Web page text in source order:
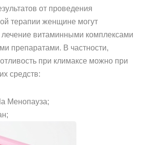
от проведения
терапии женщине могут
лечение витаминными комплексами
препаратами. В частности,
при климаксе можно при
средств:
Менопауза;